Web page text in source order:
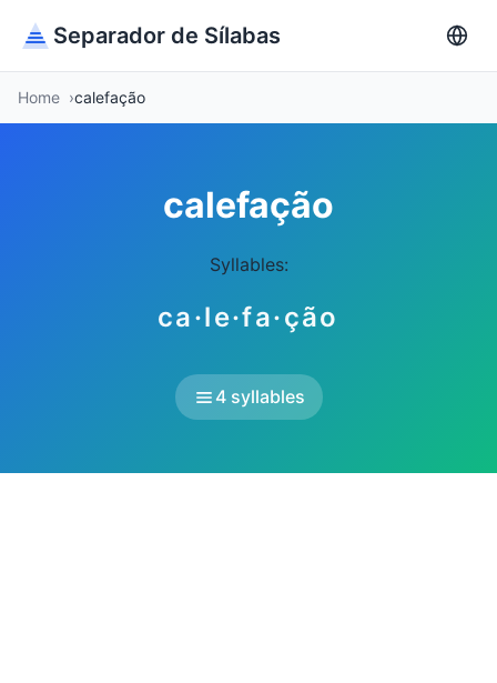
Separador de Sílabas
Home calefação
calefação
Syllables:
ca·le·fa·ção
4 syllables